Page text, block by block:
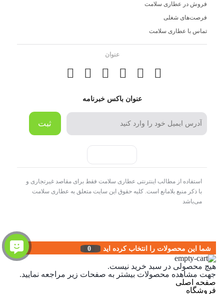
فروش در عطاری سلامت
فرصت‌های شغلی
تماس با عطاری سلامت
عنوان
عنوان باکس خبرنامه
ثبت
استفاده از مطالب اینترنتی عطاری سلامت فقط برای مقاصد غیرتجاری و
با ذکر منبع بلامانع است. کلیه حقوق این سایت متعلق به عطاری سلامت
می‌باشد
شما این محصولات را انتخاب کرده اید 0
هیچ محصولی در سبد خرید نیست.
جهت مشاهده محصولات بیشتر به صفحات زیر مراجعه نمایید.
صفحه اصلی
فروشگاه